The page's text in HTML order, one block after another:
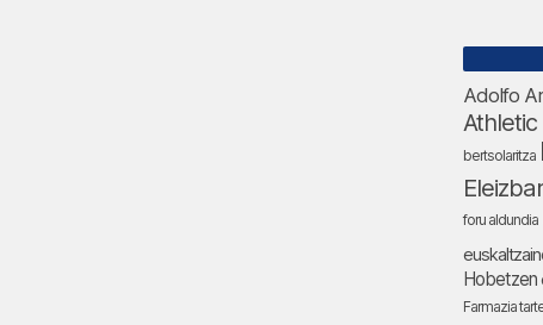
Adolfo
bertsolaritza
foru aldundia
Hobetzen
Farmazia